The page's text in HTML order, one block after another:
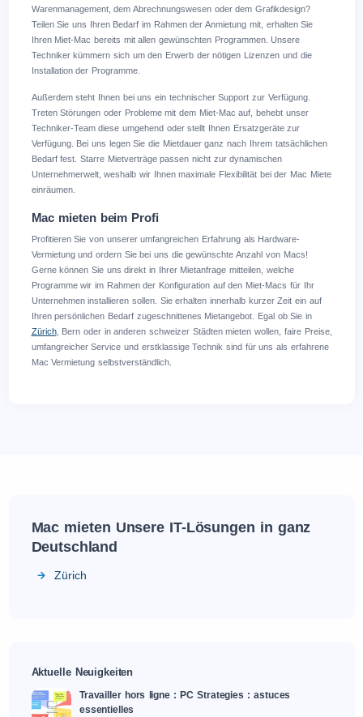
Warenmanagement, dem Abrechnungswesen oder dem Grafikdesign?
Teilen Sie uns Ihren Bedarf im Rahmen der Anmietung mit, erhalten Sie
Ihren Miet-Mac bereits mit allen gewünschten Programmen. Unsere
Techniker kümmern sich um den Erwerb der nötigen Lizenzen und die
Installation der Programme.
Außerdem steht Ihnen bei uns ein technischer Support zur Verfügung.
Treten Störungen oder Probleme mit dem Miet-Mac auf, behebt unser
Techniker-Team diese umgehend oder stellt Ihnen Ersatzgeräte zur
Verfügung. Bei uns legen Sie die Mietdauer ganz nach Ihrem tatsächlichen
Bedarf fest. Starre Mietverträge passen nicht zur dynamischen
Unternehmerwelt, weshalb wir Ihnen maximale Flexibilität bei der Mac Miete
einräumen.
Mac mieten beim Profi
Profitieren Sie von unserer umfangreichen Erfahrung als Hardware-
Vermietung und ordern Sie bei uns die gewünschte Anzahl von Macs!
Gerne können Sie uns direkt in Ihrer Mietanfrage mitteilen, welche
Programme wir im Rahmen der Konfiguration auf den Miet-Macs für Ihr
Unternehmen installieren sollen. Sie erhalten innerhalb kurzer Zeit ein auf
Ihren persönlichen Bedarf zugeschnittenes Mietangebot. Egal ob Sie in
Zürich, Bern oder in anderen schweizer Städten mieten wollen, faire Preise,
umfangreicher Service und erstklassige Technik sind für uns als erfahrene
Mac Vermietung selbstverständlich.
Mac mieten Unsere IT-Lösungen in ganz
Deutschland
Zürich
Aktuelle Neuigkeiten
Travailler hors ligne : PC Strategies : astuces
essentielles